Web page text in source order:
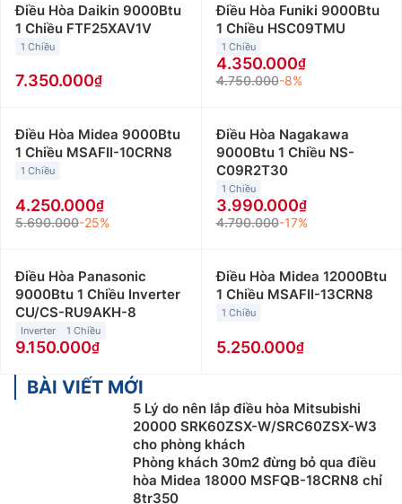
Điều Hòa Daikin 9000Btu
1 Chiều FTF25XAV1V
1 Chiều
7.350.000
Điều Hòa Funiki 9000Btu
1 Chiều HSC09TMU
1 Chiều
4.350.000
4.750.000-8%
Điều Hòa Midea 9000Btu
1 Chiều MSAFII-10CRN8
1 Chiều
4.250.000
5.690.000-25%
Điều Hòa Nagakawa
9000Btu 1 Chiều NS-
C09R2T30
1 Chiều
3.990.000
4.790.000-17%
Điều Hòa Panasonic
9000Btu 1 Chiều Inverter
CU/CS-RU9AKH-8
Inverter 1 Chiều
9.150.000
Điều Hòa Midea 12000Btu
1 Chiều MSAFII-13CRN8
1 Chiều
5.250.000
BÀI VIẾT MỚI
5 Lý do nên lắp điều hòa Mitsubishi
20000 SRK60ZSX-W/SRC60ZSX-W3
cho phòng khách
Phòng khách 30m2 đừng bỏ qua điều
hòa Midea 18000 MSFQB-18CRN8 chỉ
8tr350